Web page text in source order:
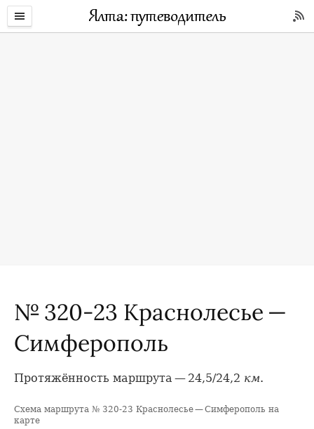
№ 320-23 Краснолесье —
Симферополь
Протяжённость маршрута — 24,5/24,2 км.
+
Схема маршрута № 320-23 Краснолесье — Симферополь на
карте